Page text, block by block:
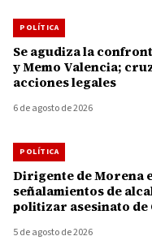
POLÍTICA
Se agudiza la
y Memo Valencia;
acciones legales
6 de agosto de 2026
POLÍTICA
Dirigente de Morena
señalamientos de
politizar asesinato de
5 de agosto de 2026